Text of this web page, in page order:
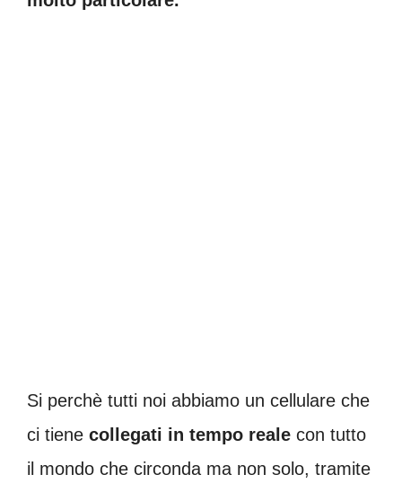
Si perchè tutti noi abbiamo un cellulare che
ci tiene collegati in tempo reale con tutto
il mondo che circonda ma non solo, tramite